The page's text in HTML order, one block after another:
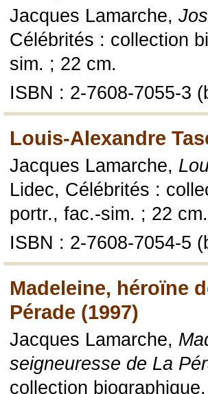
Jacques Lamarche,
Célébrités : collection
sim. ; 22 cm.
ISBN : 2-7608-7055-3
Louis-Alexandre
Jacques Lamarche,
Lidec, Célébrités :
portr., fac.-sim. ; 22 cm.
ISBN : 2-7608-7054-5
Madeleine, héroïne
Pérade (1997)
Jacques Lamarche,
seigneuresse de La
collection